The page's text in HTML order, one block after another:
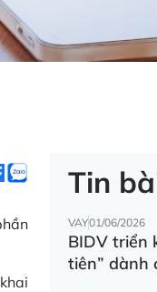
Tin
VAY01/06/2026
BIDV triển
tiên” dành